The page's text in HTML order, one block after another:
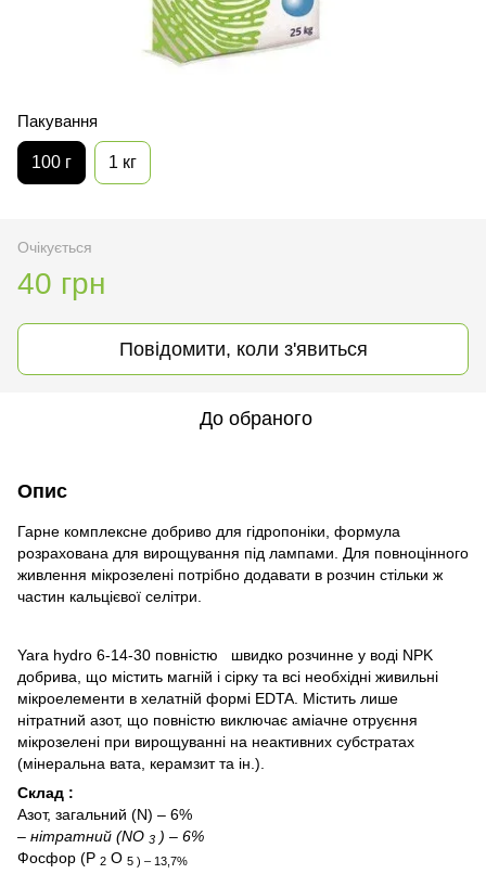
Пакування
100 г 1 кг
Очікується
40 грн
Повідомити, коли з'явиться
До обраного
Опис
Гарне комплексне добриво для гідропоніки, формула
розрахована для вирощування під лампами. Для повноцінного
живлення мікрозелені потрібно додавати в розчин стільки ж
частин кальцієвої селітри.
Yara hydro 6-14-30 повністю швидко розчинне у воді NPK
добрива, що містить магній і сірку та всі необхідні живильні
мікроелементи в хелатній формі EDTA. Містить лише
нітратний азот, що повністю виключає аміачне отруєння
мікрозелені при вирощуванні на неактивних субстратах
(мінеральна вата, керамзит та ін.).
Склад :
Азот, загальний (N) – 6%
– нітратний (NO 3 ) – 6%
Фосфор (P 2 O 5 ) – 13,7%